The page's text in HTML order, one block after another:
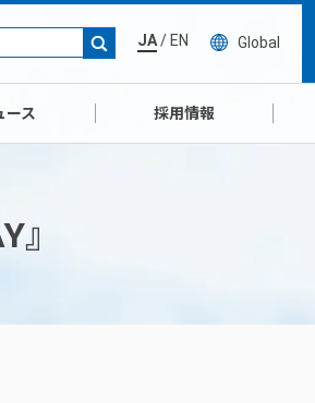
JA/ EN Global
ース 採用情報